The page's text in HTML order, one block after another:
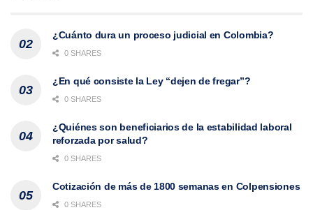
¿Cuánto dura un proceso judicial en Colombia?
0 SHARES
¿En qué consiste la Ley “dejen de fregar”?
0 SHARES
¿Quiénes son beneficiarios de la estabilidad laboral
reforzada por salud?
0 SHARES
Cotización de más de 1800 semanas en Colpensiones
0 SHARES